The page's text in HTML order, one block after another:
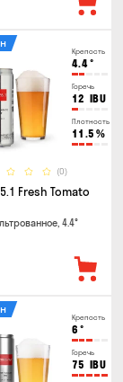
Крепость
4.4°
Горечь
12 IBU
Плотность
11.5 %
(0)
Fresh Tomato
4.4°
Крепость
6 °
Горечь
75 IBU